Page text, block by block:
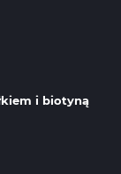
i biotyną